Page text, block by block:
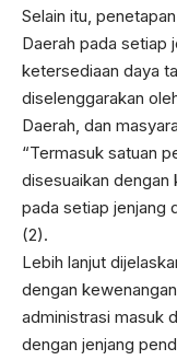
Selain itu,
Daerah pada setiap
ketersediaan daya
diselenggarakan
Daerah, dan
“Termasuk satuan
disesuaikan dengan
pada setiap jenjang
(2).
Lebih lanjut
dengan
administrasi masuk
dengan jenjang